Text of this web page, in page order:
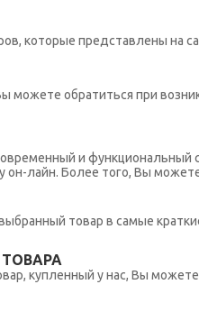
которые представлены на
можете обратиться при
и
лайн. Более того, Вы
товар в самые
купленный у нас, Вы